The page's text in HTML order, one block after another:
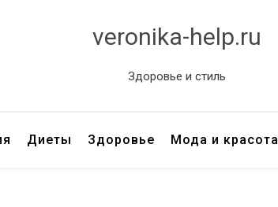
veronika-help.ru
Здоровье и стиль
Диеты Здоровье Мода и красота